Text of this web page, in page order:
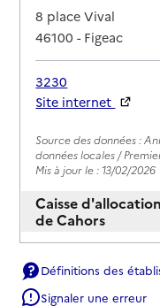
Adresse
8 place Vival
46100-Figeac
3230
Site internet
Source des données :
données locales /
Mis à jour le : 13/02/2026
Caisse
de Cahors
46019-Cahors
Définitions des
Signaler une erreur